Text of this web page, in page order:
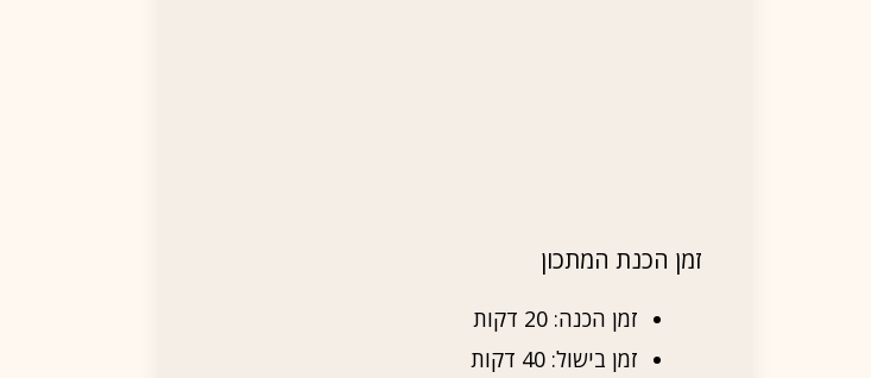
זמן הכנת המתכון
זמן הכנה: 20 דקות
זמן בישול: 40 דקות